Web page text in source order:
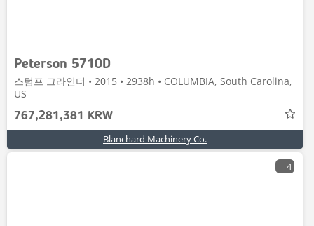
Peterson 5710D
스텀프 그라인더 • 2015 • 2938h • COLUMBIA, South Carolina,
US
767,281,381 KRW
Blanchard Machinery Co.
4